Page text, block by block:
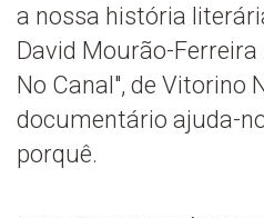
a nossa história
David Mourão-
No Canal", de Vitorino
documentário ajuda-
porquê.